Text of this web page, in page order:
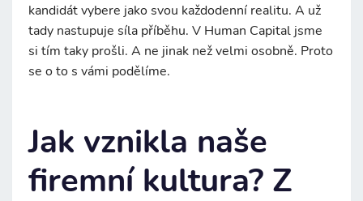
kandidát vybere jako svou každodenní realitu. A už
tady nastupuje síla příběhu. V Human Capital jsme
si tím taky prošli. A ne jinak než velmi osobně. Proto
se o to s vámi podělíme.
Jak vznikla naše
firemní kultura? Z